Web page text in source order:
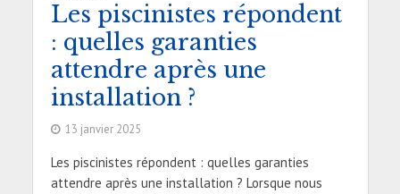
Les piscinistes répondent
: quelles garanties
attendre après une
installation ?
13 janvier 2025
Les piscinistes répondent : quelles garanties
attendre après une installation ? Lorsque nous